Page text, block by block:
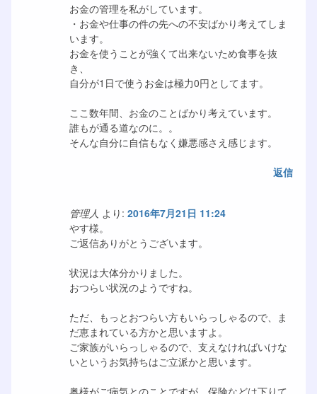
お金の管理を私がしています。
・お金や仕事の件の先への不安ばかり考えてしま
います。
お金を使うことが強くて出来ないため食事を抜
き、
自分が1日で使うお金は極力0円としてます。
ここ数年間、お金のことばかり考えています。
誰もが通る道なのに。。
そんな自分に自信もなく嫌悪感さえ感じます。
返信
管理人 より: 2016年7月21日 11:24
やす様。
ご返信ありがとうございます。
状況は大体分かりました。
おつらい状況のようですね。
ただ、もっとおつらい方もいらっしゃるので、ま
だ恵まれている方かと思いますよ。
ご家族がいらっしゃるので、支えなければいけな
いというお気持ちはご立派かと思います。
奥様がご病気とのことですが、保険などは下りて